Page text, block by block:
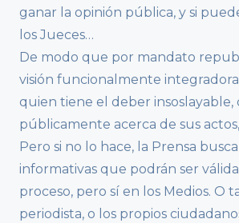
ganar la opinión pública, y si
los Jueces…
De modo que por mandato
visión funcionalmente
quien tiene el deber insoslayable,
públicamente acerca de sus
Pero si no lo hace, la Prensa
informativas que podrán ser
proceso, pero sí en los Medios. O
periodista, o los propios